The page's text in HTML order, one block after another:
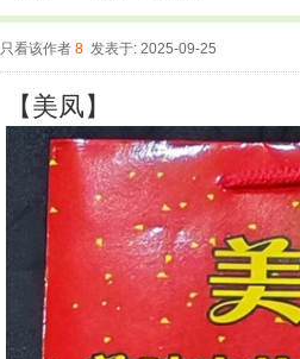
只看该作者 8 发表于: 2025-09-25
【美凤】